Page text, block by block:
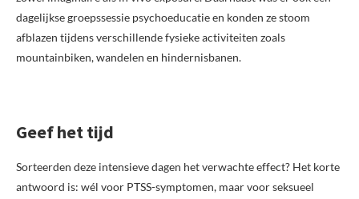
dagelijkse groepssessie psychoeducatie en konden ze stoom
afblazen tijdens verschillende fysieke activiteiten zoals
mountainbiken, wandelen en hindernisbanen.
Geef het tijd
Sorteerden deze intensieve dagen het verwachte effect? Het korte
antwoord is: wél voor PTSS-symptomen, maar voor seksueel